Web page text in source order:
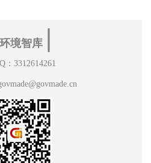
境智库
：3312614261